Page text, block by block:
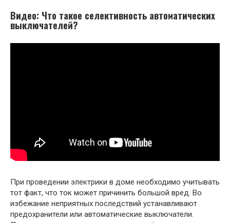
Видео: Что такое селективность автоматических
выключателей?
При проведении электрики в доме необходимо учитывать
тот факт, что ток может причинить большой вред. Во
избежание неприятных последствий устанавливают
предохранители или автоматические выключатели.